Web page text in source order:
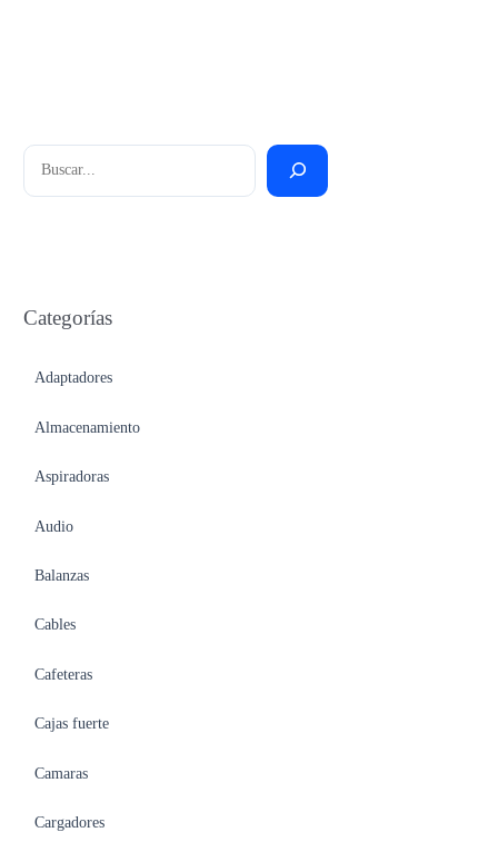
Categorías
Adaptadores
Almacenamiento
Aspiradoras
Audio
Balanzas
Cables
Cafeteras
Cajas fuerte
Camaras
Cargadores